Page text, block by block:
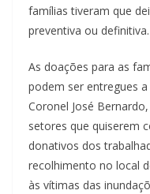
famílias tiveram que
preventiva ou definitiva.
As doações para as
podem ser entregues a
Coronel José
setores que quiserem
donativos dos
recolhimento no local
às vítimas das